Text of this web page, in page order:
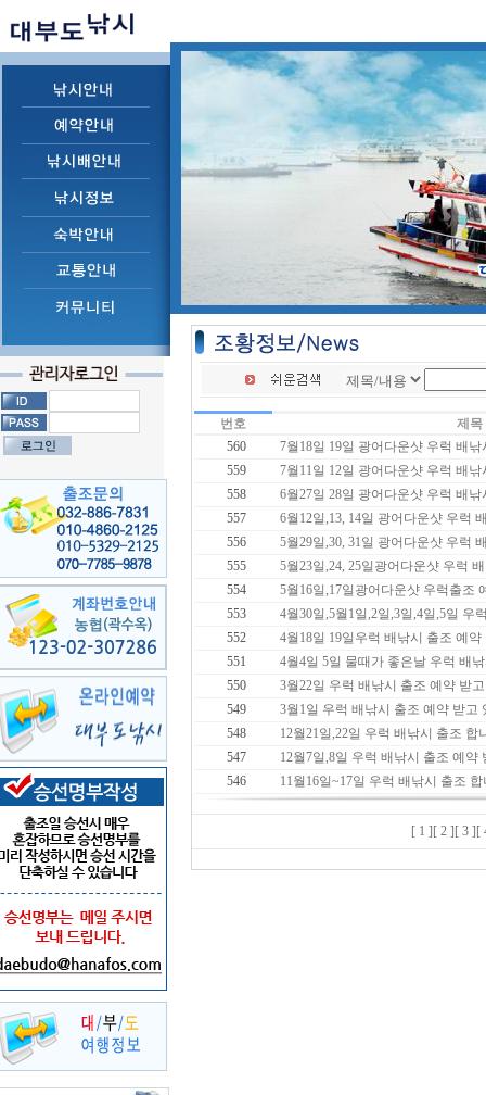
번호
제목
560
7월18일 19일 광어다운샷 우럭 배
559
7월11일 12일 광어다운샷 우럭 배
558
6월27일 28일 광어다운샷 우럭 배
557
6월12일,13, 14일 광어다운샷 우럭
556
5월29일,30, 31일 광어다운샷 우럭
555
5월23일,24, 25일광어다운샷 우럭
554
5월16일,17일광어다운샷 우럭출조
553
4월30일,5월1일,2일,3일,4일,5일 우
552
4월18일 19일우럭 배낚시 출조 예
551
4월4일 5일 물때가 좋은날 우럭 배
550
3월22일 우럭 배낚시 출조 예약 받
549
3월1일 우럭 배낚시 출조 예약 받고
548
12월21일,22일 우럭 배낚시 출조 합
547
12월7일,8일 우럭 배낚시 출조 예약
546
11월16일~17일 우럭 배낚시 출조 합
[ 1 ] [ 2 ] [ 3 ] [